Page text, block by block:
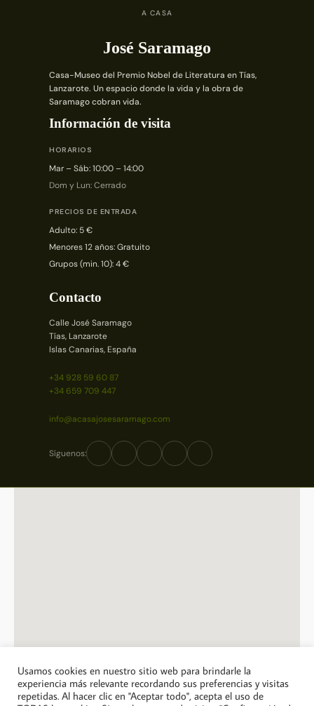
A CASA
José Saramago
Casa-Museo del Premio Nobel de Literatura en Tías,
Lanzarote. Un espacio donde la vida y la obra de
Saramago cobran vida.
Información de visita
HORARIOS
Mar – Sáb: 10:00 – 14:00
Dom y Lun: Cerrado
PRECIOS DE ENTRADA
Adulto: 5 €
Menores 12 años: Gratuito
Grupos (min. 10): 4 €
Contacto
Calle José Saramago
Tías, Lanzarote
Islas Canarias, España
+34 928 59 60 87
+34 659 709 447
info@acasajosesaramago.com
Síguenos:
© 2026 A Casa Jose Saramago. Todos los derechos reservados.
Usamos cookies en nuestro sitio web para brindarle la
experiencia más relevante recordando sus preferencias y visitas
repetidas. Al hacer clic en "Aceptar todo", acepta el uso de